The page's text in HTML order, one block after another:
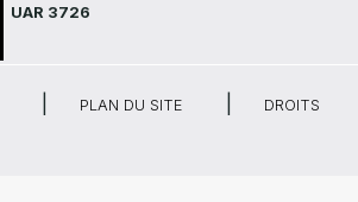
UAR 3726
PLAN DU SITE DROITS